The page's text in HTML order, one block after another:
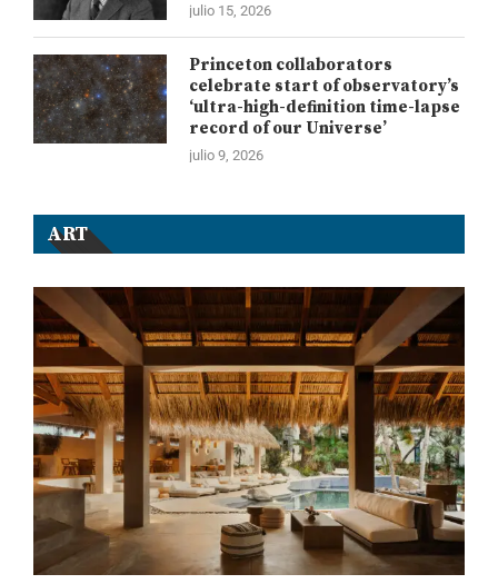
julio 15, 2026
Princeton collaborators
celebrate start of observatory’s
‘ultra-high-definition time-lapse
record of our Universe’
julio 9, 2026
ART